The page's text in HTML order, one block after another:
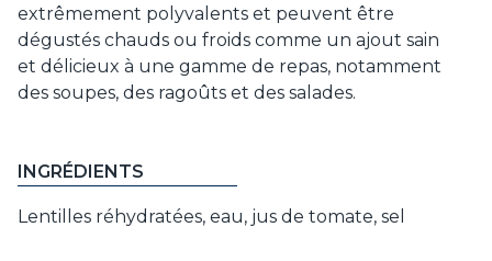
extrêmement polyvalents et peuvent être
dégustés chauds ou froids comme un ajout sain
et délicieux à une gamme de repas, notamment
des soupes, des ragoûts et des salades.
INGRÉDIENTS
Lentilles réhydratées, eau, jus de tomate, sel